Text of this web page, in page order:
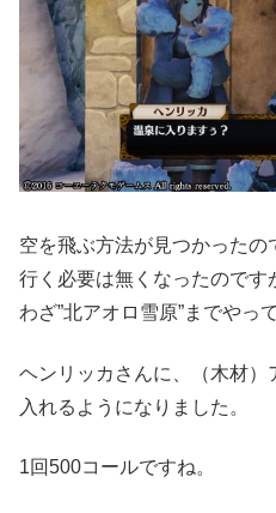
空を飛ぶ方法が見つかった
行く必要は無くなったので
わざ”北アオロ雪原”までやっ
ヘンリッカさんに、（木材）
入れるようになりました。
1回500コールですね。